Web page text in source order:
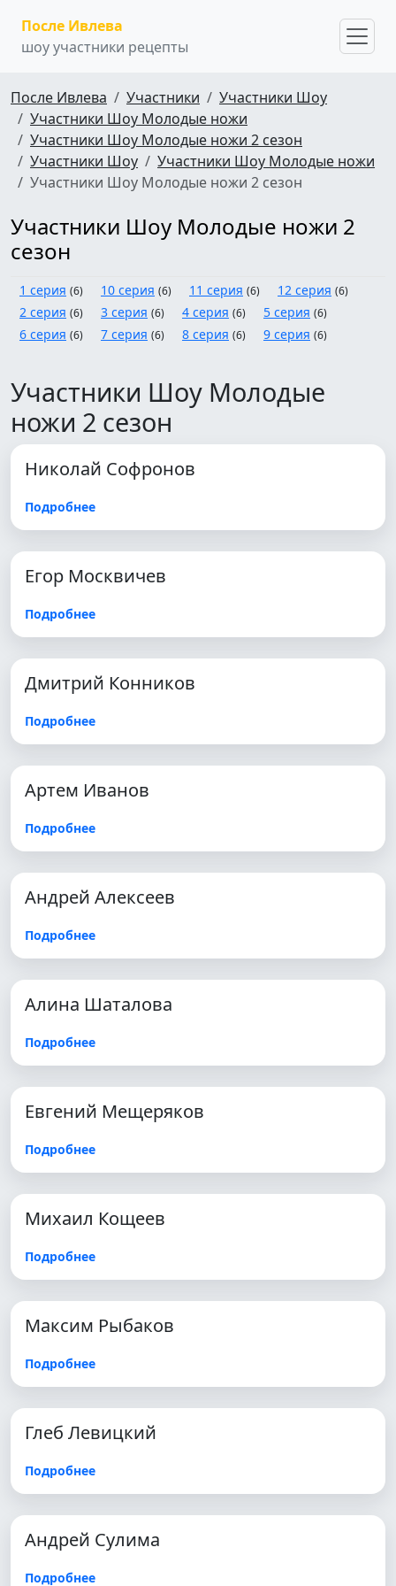
После Ивлева
шоу участники рецепты
После Ивлева Участники
Участники Шоу
Участники Шоу Молодые ножи
Участники Шоу Молодые ножи 2 сезон
Участники Шоу
Участники Шоу Молодые ножи
Участники Шоу Молодые ножи 2 сезон
Участники Шоу Молодые ножи 2
сезон
1 серия (6) 10 серия (6) 11 серия (6) 12 серия (6)
2 серия (6) 3 серия (6) 4 серия (6) 5 серия (6)
6 серия (6) 7 серия (6) 8 серия (6) 9 серия (6)
Участники Шоу Молодые
ножи 2 сезон
Николай Софронов
Подробнее
Егор Москвичев
Подробнее
Дмитрий Конников
Подробнее
Артем Иванов
Подробнее
Андрей Алексеев
Подробнее
Алина Шаталова
Подробнее
Евгений Мещеряков
Подробнее
Михаил Кощеев
Подробнее
Максим Рыбаков
Подробнее
Глеб Левицкий
Подробнее
Андрей Сулима
Подробнее